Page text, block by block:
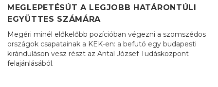
MEGLEPETÉSÚT A LEGJOBB HATÁRONTÚLI
EGYÜTTES SZÁMÁRA
Megéri minél előkelőbb pozícióban végezni a szomszédos
országok csapatainak a KEK-en: a befutó egy budapesti
kiránduláson vesz részt az Antal József Tudásközpont
felajánlásából.